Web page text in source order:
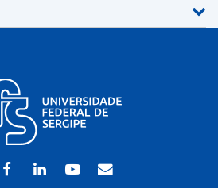
Facebook
LinkedinYoutubeWEBMAIL